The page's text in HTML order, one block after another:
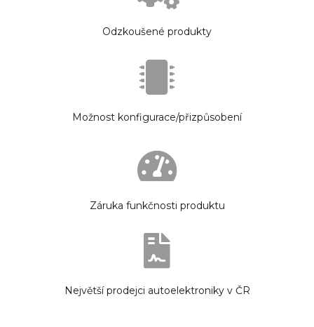
Odzkoušené produkty
Možnost konfigurace/přizpůsobení
Záruka funkčnosti produktu
Největší prodejci autoelektroniky v ČR